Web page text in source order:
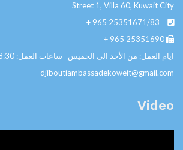
Street 1, Villa 60, Kuwait City
+ 965 25351671/83
+ 965 25351690
ايام العمل: من الأحد الى الخميس ساعات العمل: 8:30 صباحا الي2:30 عصراً
djiboutiambassadekoweit@gmail.com
Video